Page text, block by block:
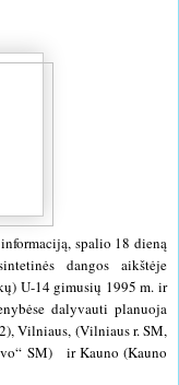
spalio 18 dieną
dangos aikštėje
U-14 gimusių 1995 m. ir
dalyvauti planuoja
Vilniaus, (Vilniaus r. SM,
SM) ir Kauno (Kauno